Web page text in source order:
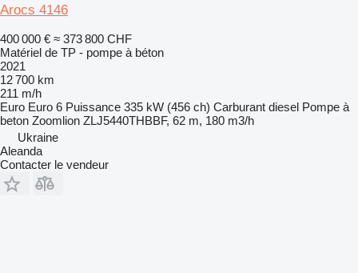
Arocs 4146
400 000 € ≈ 373 800 CHF
Matériel de TP - pompe à béton
2021
12 700 km
211 m/h
Euro Euro 6 Puissance 335 kW (456 ch) Carburant diesel Pompe à
beton Zoomlion ZLJ5440THBBF, 62 m, 180 m3/h
Ukraine
Aleanda
Contacter le vendeur